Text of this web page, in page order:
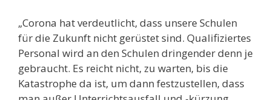
„Corona hat verdeutlicht, dass unsere Schulen
für die Zukunft nicht gerüstet sind. Qualifiziertes
Personal wird an den Schulen dringender denn je
gebraucht. Es reicht nicht, zu warten, bis die
Katastrophe da ist, um dann festzustellen, dass